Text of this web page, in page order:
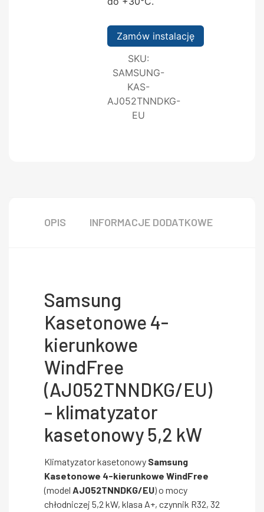
Zamów instalację
SKU:
SAMSUNG-
KAS-
AJ052TNNDKG-
EU
OPIS INFORMACJE DODATKOWE
Samsung
Kasetonowe 4-
kierunkowe
WindFree
(AJ052TNNDKG/EU)
– klimatyzator
kasetonowy 5,2 kW
Klimatyzator kasetonowy Samsung
Kasetonowe 4-kierunkowe WindFree
(model AJ052TNNDKG/EU) o mocy
chłodniczej 5,2 kW, klasa A+, czynnik R32, 32